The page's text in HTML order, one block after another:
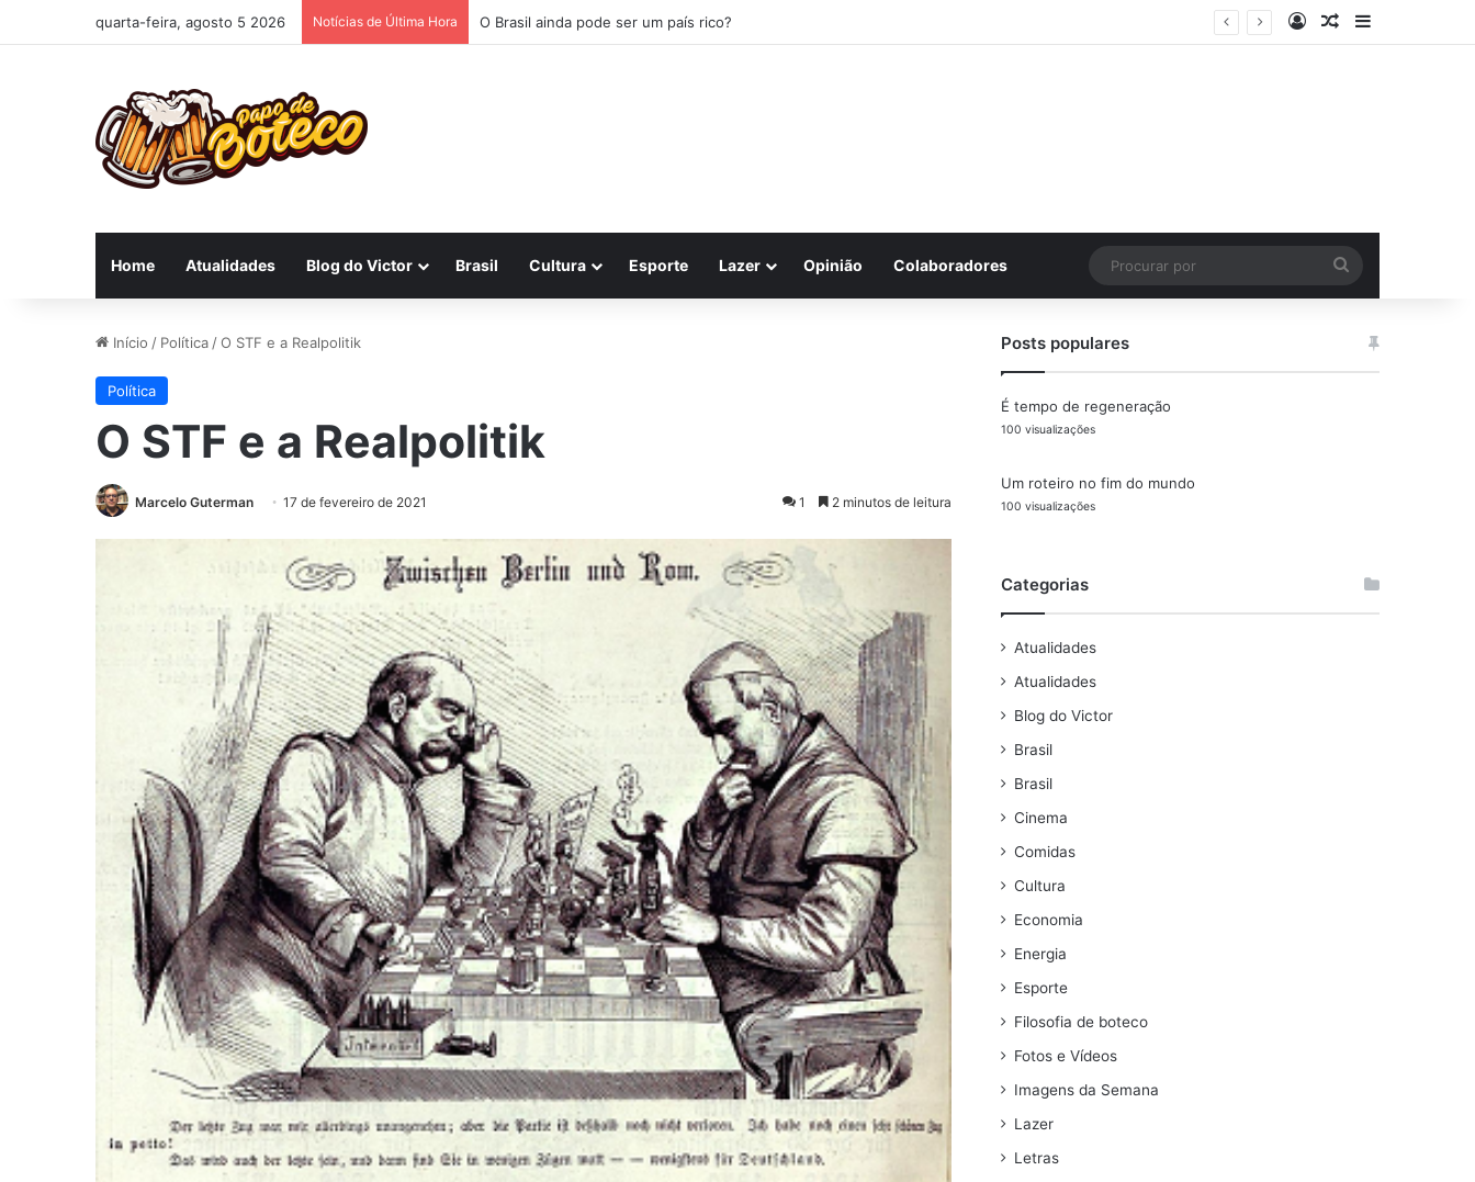
quarta-feira, agosto 5 2026 Notícias de Última Hora O Brasil ainda pode ser um país rico? EntrarArtigo aleatório
Home Atualidades Blog do Victor Brasil Cultura Esporte Lazer Opinião Colaboradores
por
Início / Política /O STF e a Realpolitik
Política
O STF e a Realpolitik
Marcelo Guterman 17 de fevereiro de 2021 1 2 minutos de leitura
Posts populares
É tempo de regeneração
100 visualizações
Um roteiro no fim do mundo
100 visualizações
Categorias
Atualidades
Atualidades
Blog do Victor
Brasil
Brasil
Cinema
Comidas
Cultura
Economia
Energia
Esporte
Filosofia de boteco
Fotos e Vídeos
Imagens da Semana
Lazer
Letras